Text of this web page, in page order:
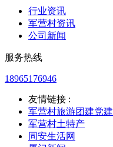
行业资讯
军营村资讯
公司新闻
服务热线
18965176946
友情链接 :
军营村旅游团建党建
军营村土特产
同安生活网